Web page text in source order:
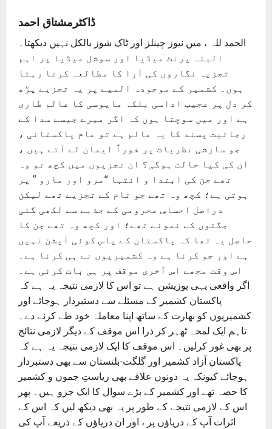
ڈاکٹرمشتاق احمد
الحمد للہ ، میں نیوز چینلز اور ٹاک شوز بالکل نہیں دیکھتا۔
البتہ پرنٹ میڈیا اور سوشل میڈیا پر اہم
تجزیہ نگاروں کی آرا کا مطالعہ کرتا رہتا
ہوں۔ کشمیر کے موجودہ المیے پر یہ تجزیے پڑھ
کر دل پر عجیب اداسی بلکہ مایوسی کا عالم طاری
ہے اور میں سوچتا ہوں کہ اگر میرے جیسے سدا کے
رجائیت پسند کا یہ عالم ہے تو عام پاکستانی ،
جو سازشی نظریات پر فوراً ایمان لے آتے ہیں ،
ان کی کیا حالت ہوگی؟ ان تجزیوں میں کچھ تو وہ
تھے جن کی ابتدا و انتہا “مرو اور مارو ” پر
ہوتی ہے؛ کچھ وہ تھے جو نام کے تجزیے تھے لیکن
دراصل احساسِ محرومی کے جذبے سے لکھی گئی
جگتوں کے نمونے تھے؛ اور کچھ وہ تھے جن کا
حاصل یہ تھا کہ پاکستان کے پاس کوئی آپشن نہیں
ہے اور جو کرنا ہے وہ کشمیریوں نے ہی کرنا ہے۔
اس وقت مجھے اس آخری موقف پر ہی بات کرنی ہے۔
اگر واقعی یہی پوزیشن ہے تو اس کا لازمی نتیجہ یہ ہے کہ
پاکستان کشمیر کے مسئلے سے دستبردار ہوجائے اور
کشمیریوں کو بھارت کے ساتھ اپنا معاملہ خود طے کرنے دے۔
تاہم ایک لمحہ ٹھہر کر ذرا اس موقف کے دیگر لازمی نتائج
پر بھی غور کرلیں۔ اس موقف کا ایک لازمی نتیجہ یہ ہے کہ
پاکستان آزاد کشمیر اور گلگت-بلتستان سے بھی دستبردار
ہوجائے کیونکہ یہ دونوں علاقے بھی ریاستِ جموں و کشمیر
کا حصہ تھے اور کشمیر کے بڑے سوال کا ایک جزو ہیں۔ پھر
اس کے لازمی نتیجے کے طور پر یہ بھی دیکھ لیں کہ اس کے
اثرات آپ کے دریاؤں پر ، اور ان دریاؤں کے ذریعے آپ کی